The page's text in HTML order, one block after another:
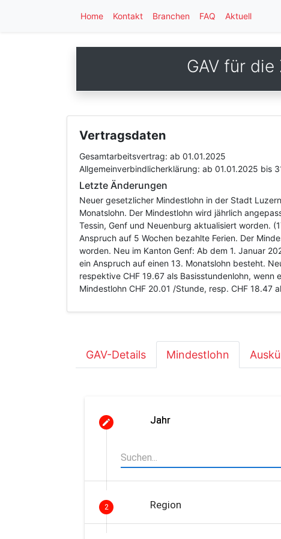
Home Kontakt Branchen FAQ Aktuell
GAV für
Vertragsdaten
Gesamtarbeitsvertrag: ab 01.01.2025
Allgemeinverbindlicherklärung: ab 01.01.2025 bis
Letzte Änderungen
Neuer gesetzlicher Mindestlohn in der Stadt
Monatslohn. Der Mindestlohn wird jährlich
Tessin, Genf und Neuenburg aktualisiert worden.
Anspruch auf 5 Wochen bezahlte Ferien. Der
worden. Neu im Kanton Genf: Ab dem 1. Januar
ein Anspruch auf einen 13. Monatslohn besteht.
respektive CHF 19.67 als Basisstundenlohn,
Mindestlohn CHF 20.01 /Stunde, resp. CHF 18.47
GAV-Details Mindestlohn
Jahr
2 Region